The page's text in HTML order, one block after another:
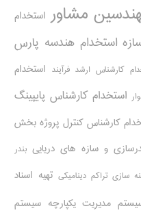
مشاور استخدام
استخدام هندسه پارس
کارشناس ارشد فرآیند استخدام
استخدام کارشناس پایپینگ
کارشناس کنترل پروژه بخش
و سازه های دریایی بندر
سازی تراکم دینامیکی تهیه اسناد
مدیریت یکپارچه سیستم